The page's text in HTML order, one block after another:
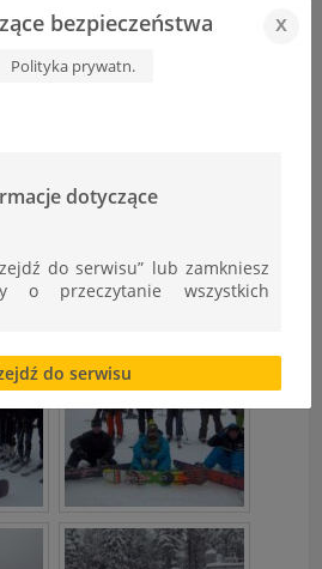
bezpieczeństwa x
Polityka prywatn.
dotyczące
do serwisu” lub zamkniesz
o przeczytanie wszystkich
funkcjonalności plików
storage, może utrudnić lub
z Serwisu.
polityki prywatności oraz
osobowych dostępne są cały
do serwisu